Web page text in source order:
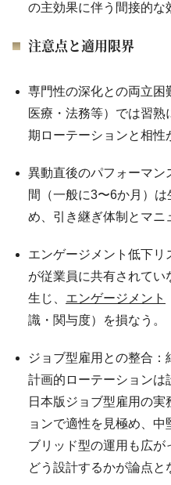
の主効果に伴う間接的な
注意点と適用限界
専門性の深化との両立困
医療・法務等）では習
期ローテーションと相性
異動直後のパフォーマン
間（一般に3〜6か月）
め、引き継ぎ体制とマニ
エンゲージメント低下
が従業員に共有されて
生じ、 エンゲージメント
識・関与度）を損なう。
ジョブ型雇用との整合：
計画的ローテーションは
日本版ジョブ型雇用の
ョンで適性を見極め、
ブリッド型の運用も広が
どう設計するかが論点と